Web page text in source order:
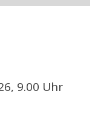
9.00 Uhr